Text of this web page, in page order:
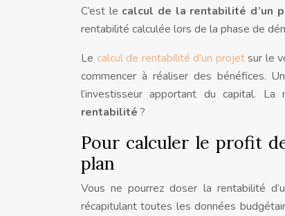
C’est le calcul de la rentabilité d’un
rentabilité calculée lors de la phase de
Le calcul de rentabilité d’un projetsur le
commencer à réaliser des bénéfices.
l’investisseur apportant du capital.
rentabilité?
Pour calculer le profit
plan
Vous ne pourrez doser la rentabilité
récapitulant toutes les données